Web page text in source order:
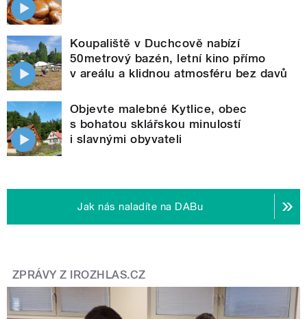
Koupaliště v Duchcově nabízí
50metrový bazén, letní kino přímo
v areálu a klidnou atmosféru bez davů
Objevte malebné Kytlice, obec
s bohatou sklářskou minulostí
i slavnými obyvateli
Jak nás naladíte na DABu
ZPRÁVY Z IROZHLAS.CZ